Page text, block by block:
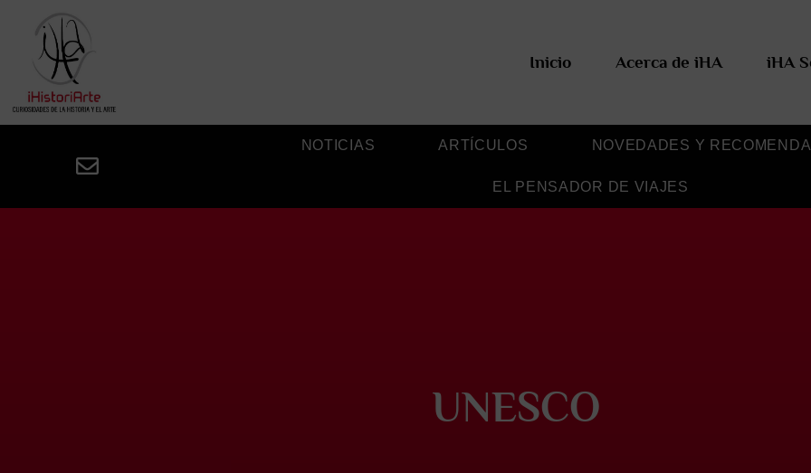
Inicio Acerca de iHA iHA
NOTICIAS ARTÍCULOS NOVEDADES Y
EL PENSADOR DE VIAJES
UNESCO